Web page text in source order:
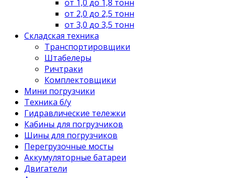
от 1,0 до 1,8 тонн
от 2,0 до 2,5 тонн
от 3,0 до 3,5 тонн
Складская техника
Транспортировщики
Штабелеры
Ричтраки
Комплектовщики
Мини погрузчики
Техника б/у
Гидравлические тележки
Кабины для погрузчиков
Шины для погрузчиков
Перегрузочные мосты
Аккумуляторные батареи
Двигатели